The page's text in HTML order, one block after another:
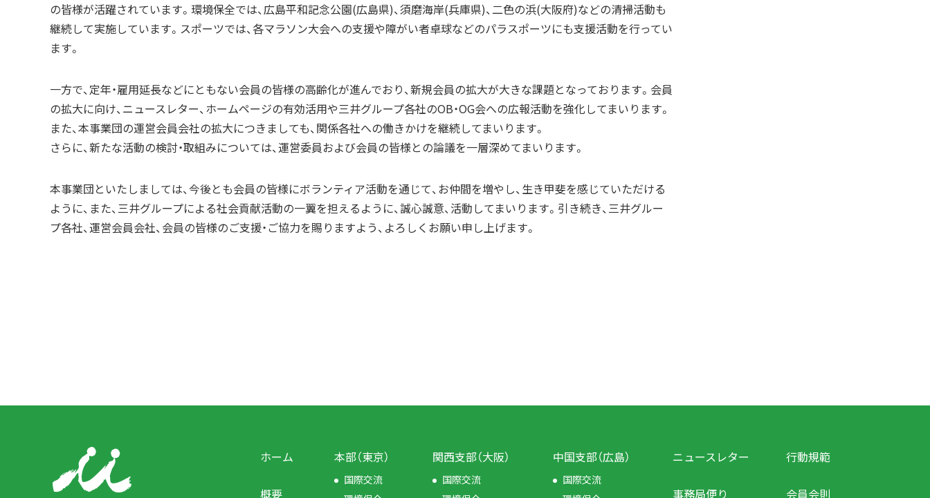
の皆様が活躍されています。環境保全では、広島平和記念公園(広島県)、須磨海岸(兵庫県)、二色の浜(大阪府)などの清掃活動も
継続して実施しています。スポーツでは、各マラソン大会への支援や障がい者卓球などのパラスポーツにも支援活動を行ってい
ます。
一方で、定年・雇用延長などにともない会員の皆様の高齢化が進んでおり、新規会員の拡大が大きな課題となっております。会員
の拡大に向け、ニュースレター、ホームページの有効活用や三井グループ各社のOB・OG会への広報活動を強化してまいります。
また、本事業団の運営会員会社の拡大につきましても、関係各社への働きかけを継続してまいります。
さらに、新たな活動の検討・取組みについては、運営委員および会員の皆様との論議を一層深めてまいります。
本事業団といたしましては、今後とも会員の皆様にボランティア活動を通じて、お仲間を増やし、生き甲斐を感じていただける
ように、また、三井グループによる社会貢献活動の一翼を担えるように、誠心誠意、活動してまいります。引き続き、三井グルー
プ各社、運営会員会社、会員の皆様のご支援・ご協力を賜りますよう、よろしくお願い申し上げます。
ホーム
概要
本部（東京）
国際交流
関西支部（大阪）
国際交流
中国支部（広島）
国際交流
ニュースレター
事務局便り
行動規範
会員会則